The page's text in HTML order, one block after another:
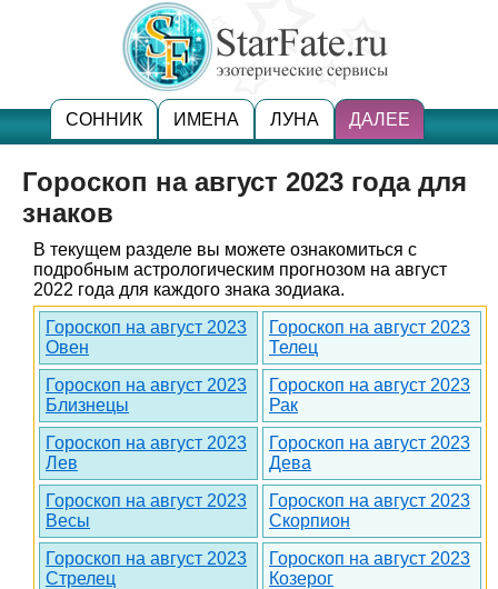
СОННИК ИМЕНА ЛУНА ДАЛЕЕ
Гороскоп на август 2023 года для
знаков
В текущем разделе вы можете ознакомиться с
подробным астрологическим прогнозом на август
2022 года для каждого знака зодиака.
Гороскоп на август 2023
Овен
Гороскоп на август 2023
Телец
Гороскоп на август 2023
Близнецы
Гороскоп на август 2023
Рак
Гороскоп на август 2023
Лев
Гороскоп на август 2023
Дева
Гороскоп на август 2023
Весы
Гороскоп на август 2023
Скорпион
Гороскоп на август 2023
Стрелец
Гороскоп на август 2023
Козерог